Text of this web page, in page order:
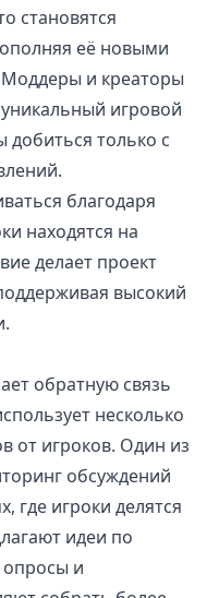
становятся
её новыми
и креаторы
игровой
только с
благодаря
находятся на
делает проект
высокий
обратную связь
несколько
от игроков. Один из
обсуждений
где игроки делятся
идеи по
и